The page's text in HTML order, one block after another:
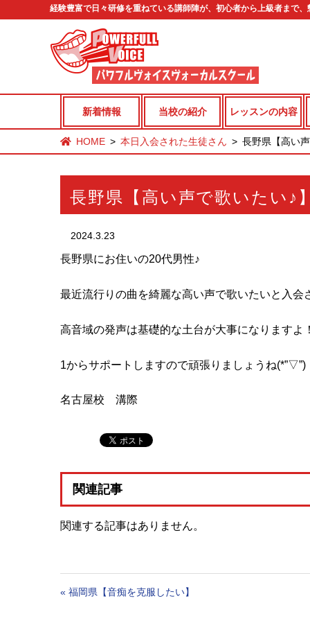
経験豊富で日々研修を重ねている講師陣が、初心者から上級者まで
新着情報 当校の紹介 レッスンの内容
HOME 本日入会された生徒さん 長野県【高い
長野県【高い声で歌いたい♪
2024.3.23
長野県にお住いの20代男性♪
最近流行りの曲を綺麗な高い声で歌いたいと入会
高音域の発声は基礎的な土台が大事になりますよ
1からサポートしますので頑張りましょうね(*”▽”)
名古屋校 溝際
関連記事
関連する記事はありません。
« 福岡県【音痴を克服したい】